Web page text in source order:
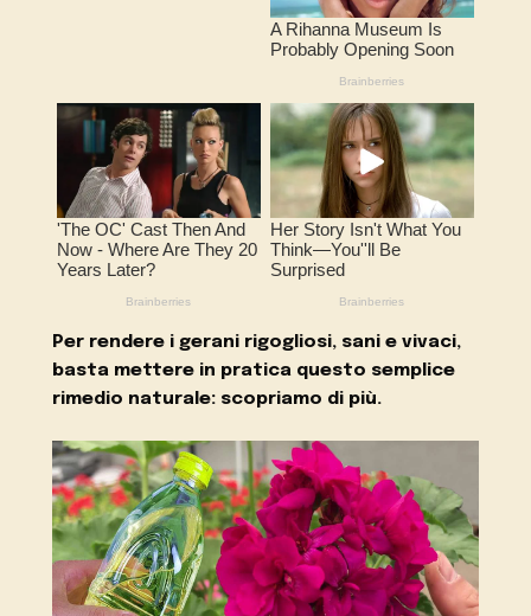
Per rendere i gerani rigogliosi, sani e vivaci,
basta mettere in pratica questo semplice
rimedio naturale: scopriamo di più.